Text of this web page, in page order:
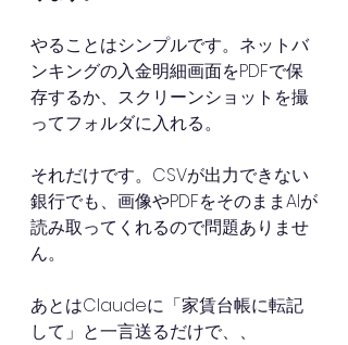
やることはシンプルです。ネットバ
ンキングの入金明細画面をPDFで保
存するか、スクリーンショットを撮
ってフォルダに入れる。
それだけです。CSVが出力できない
銀行でも、画像やPDFをそのままAIが
読み取ってくれるので問題ありませ
ん。
あとはClaudeに「家賃台帳に転記
して」と一言送るだけで、、